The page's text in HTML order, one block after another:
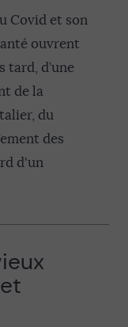
Covid et son
ouvrent
tard, d’une
de la
du
des
d'un